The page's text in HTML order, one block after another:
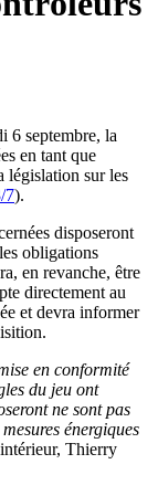
6 septembre, la
en tant que
législation sur les
7).
disposeront
obligations
en revanche, être
directement au
et devra informer
en conformité
du jeu ont
ne sont pas
énergiques
Thierry